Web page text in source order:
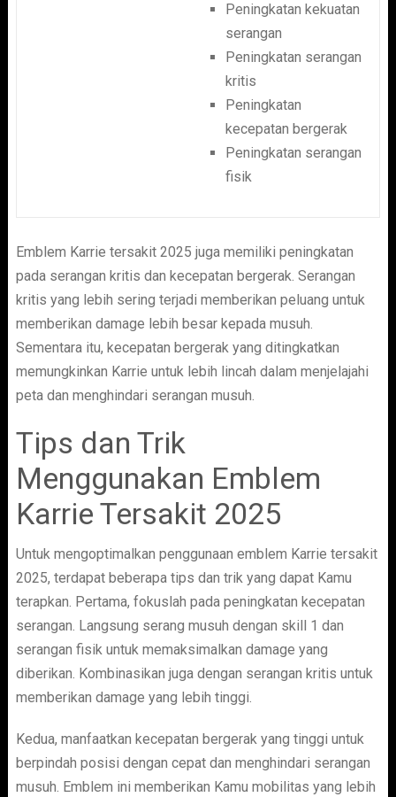
Peningkatan kekuatan
serangan
Peningkatan serangan
kritis
Peningkatan
kecepatan bergerak
Peningkatan serangan
fisik
Emblem Karrie tersakit 2025 juga memiliki peningkatan
pada serangan kritis dan kecepatan bergerak. Serangan
kritis yang lebih sering terjadi memberikan peluang untuk
memberikan damage lebih besar kepada musuh.
Sementara itu, kecepatan bergerak yang ditingkatkan
memungkinkan Karrie untuk lebih lincah dalam menjelajahi
peta dan menghindari serangan musuh.
Tips dan Trik
Menggunakan Emblem
Karrie Tersakit 2025
Untuk mengoptimalkan penggunaan emblem Karrie tersakit
2025, terdapat beberapa tips dan trik yang dapat Kamu
terapkan. Pertama, fokuslah pada peningkatan kecepatan
serangan. Langsung serang musuh dengan skill 1 dan
serangan fisik untuk memaksimalkan damage yang
diberikan. Kombinasikan juga dengan serangan kritis untuk
memberikan damage yang lebih tinggi.
Kedua, manfaatkan kecepatan bergerak yang tinggi untuk
berpindah posisi dengan cepat dan menghindari serangan
musuh. Emblem ini memberikan Kamu mobilitas yang lebih